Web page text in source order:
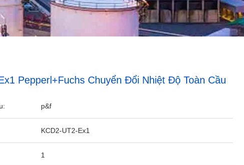
Pepperl+Fuchs Chuyển Đổi Nhiệt Độ Toàn Cầu
p&f
KCD2-UT2-Ex1
1